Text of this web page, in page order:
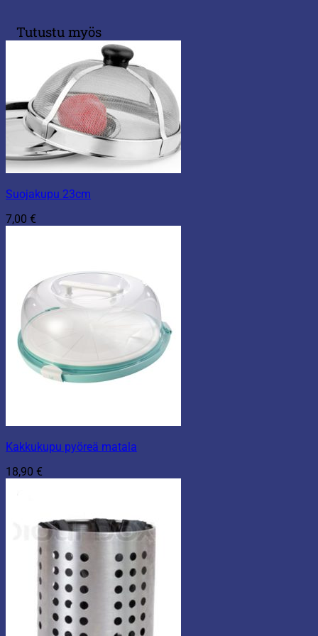
Tutustu myös
Suojakupu 23cm
7,00 €
Kakkukupu pyöreä matala
18,90 €